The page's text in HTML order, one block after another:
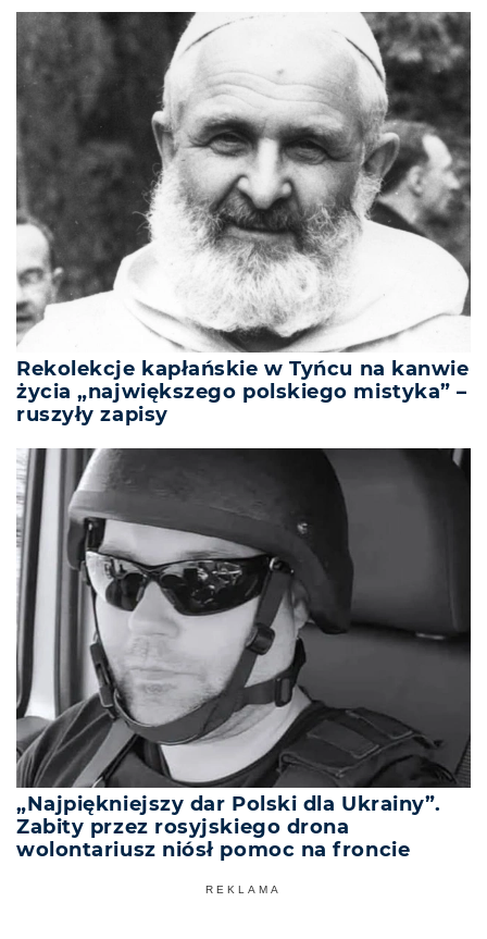
Rekolekcje kapłańskie w Tyńcu na kanwie
życia „największego polskiego mistyka” –
ruszyły zapisy
„Najpiękniejszy dar Polski dla Ukrainy”.
Zabity przez rosyjskiego drona
wolontariusz niósł pomoc na froncie
REKLAMA